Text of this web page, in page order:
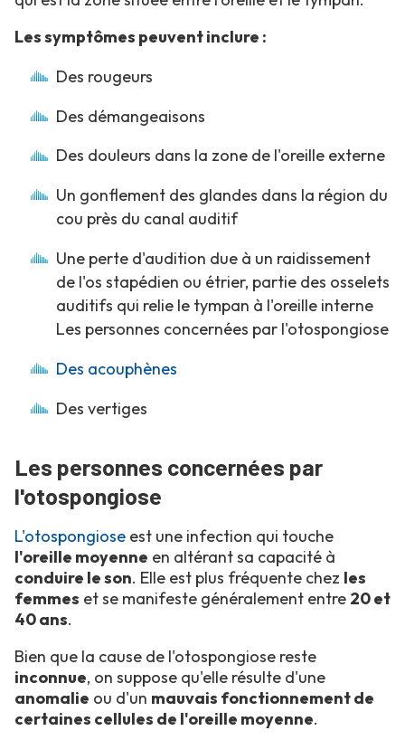
Les symptômes peuvent inclure :
Des rougeurs
Des démangeaisons
Des douleurs dans la zone de l'oreille externe
Un gonflement des glandes dans la région du
cou près du canal auditif
Une perte d'audition due à un raidissement
de l'os stapédien ou étrier, partie des osselets
auditifs qui relie le tympan à l'oreille interne
Les personnes concernées par l'otospongiose
Des acouphènes
Des vertiges
Les personnes concernées par
l'otospongiose
L'otospongiose est une infection qui touche
l'oreille moyenne en altérant sa capacité à
conduire le son. Elle est plus fréquente chez les
femmes et se manifeste généralement entre 20 et
40 ans.
Bien que la cause de l'otospongiose reste
inconnue, on suppose qu'elle résulte d'une
anomalie ou d'un mauvais fonctionnement de
certaines cellules de l'oreille moyenne.